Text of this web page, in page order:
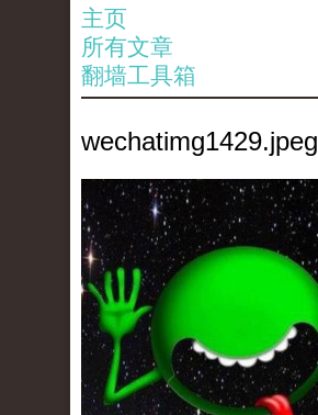
主页
所有文章
翻墙工具箱
wechatimg1429.jpeg